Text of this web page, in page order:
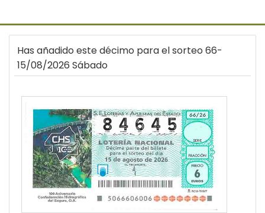
Has añadido este décimo para el sorteo 66-
15/08/2026 Sábado